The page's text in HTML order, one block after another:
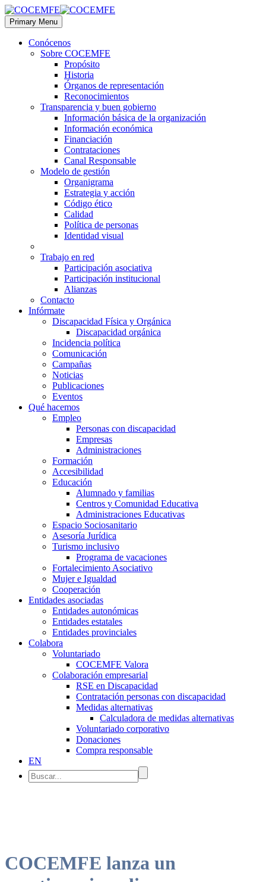
Primary Menu
Conócenos
Sobre COCEMFE
Propósito
Historia
Órganos de representación
Reconocimientos
Transparencia y buen gobierno
Información básica de la organización
Información económica
Financiación
Contrataciones
Canal Responsable
Modelo de gestión
Organigrama
Estrategia y acción
Código ético
Calidad
Política de personas
Identidad visual
Trabajo en red
Participación asociativa
Participación institucional
Alianzas
Contacto
Infórmate
Discapacidad Física y Orgánica
Discapacidad orgánica
Incidencia política
Comunicación
Campañas
Noticias
Publicaciones
Eventos
Qué hacemos
Empleo
Personas con discapacidad
Empresas
Administraciones
Formación
Accesibilidad
Educación
Alumnado y familias
Centros y Comunidad Educativa
Administraciones Educativas
Espacio Sociosanitario
Asesoría Jurídica
Turismo inclusivo
Programa de vacaciones
Fortalecimiento Asociativo
Mujer e Igualdad
Cooperación
Entidades asociadas
Entidades autonómicas
Entidades estatales
Entidades provinciales
Colabora
Voluntariado
COCEMFE Valora
Colaboración empresarial
RSE en Discapacidad
Contratación personas con discapacidad
Medidas alternativas
Calculadora de medidas alternativas
Voluntariado corporativo
Donaciones
Compra responsable
EN
COCEMFE lanza un